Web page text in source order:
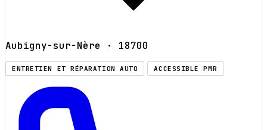
Aubigny-sur-Nère · 18700
ENTRETIEN ET RÉPARATION AUTO ACCESSIBLE PMR